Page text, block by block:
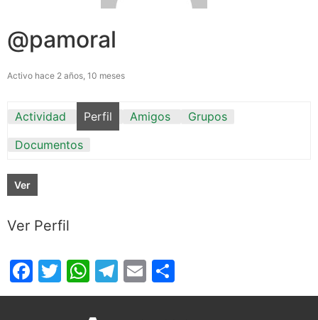
@pamoral
Activo hace 2 años, 10 meses
Actividad Perfil Amigos
Grupos
Documentos
Ver
Ver Perfil
Facebook
Twitter
WhatsApp
Telegram
Email